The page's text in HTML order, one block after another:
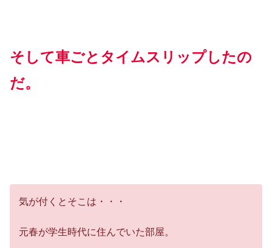
そして車ごとタイムスリップしたの
だ。
気が付くとそこは・・・
元春が学生時代に住んでいた部屋。